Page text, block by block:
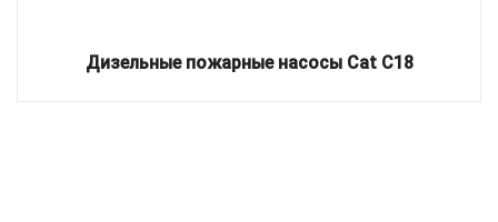
Дизельные пожарные насосы Cat C18